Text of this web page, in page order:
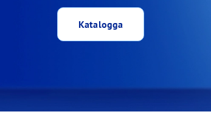
Katalogga